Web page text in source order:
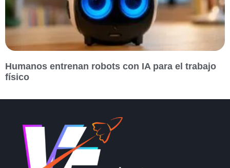
Humanos entrenan robots con IA para el trabajo
físico